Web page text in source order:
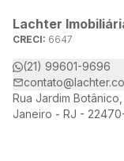
necessidades e
Lachter
CRECI: 6647
(21) 99601-9696
Rua Jardim
Janeiro - RJ -